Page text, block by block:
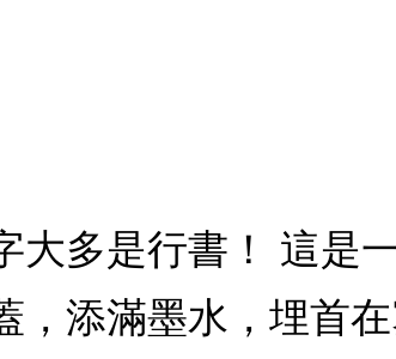
大多是行書！ 這是
，添滿墨水，埋首